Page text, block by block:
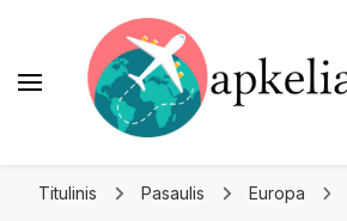
Titulinis Pasaulis Europa